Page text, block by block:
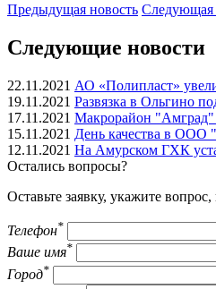
Предыдущая новость Следующая
Следующие новости
22.11.2021 АО «Полипласт»
19.11.2021 Развязка в Ольгино
17.11.2021 Макрорайон "Амград"
15.11.2021 День качества в ООО
12.11.2021 На Амурском ГХК
Остались вопросы?
Оставьте заявку, укажите
Телефон*
Ваше имя*
Город*